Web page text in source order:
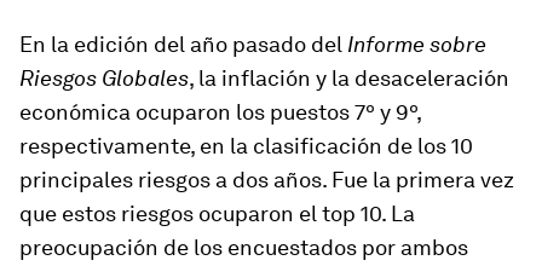
En la edición del año pasado del Informe sobre
Riesgos Globales, la inflación y la desaceleración
económica ocuparon los puestos 7º y 9º,
respectivamente, en la clasificación de los 10
principales riesgos a dos años. Fue la primera vez
que estos riesgos ocuparon el top 10. La
preocupación de los encuestados por ambos